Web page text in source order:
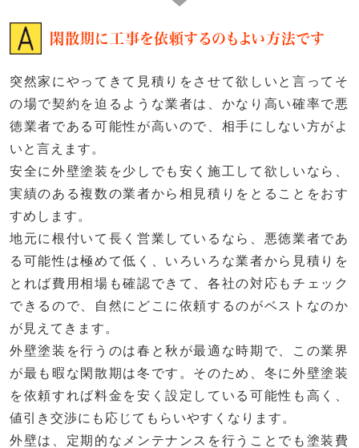
閑散期に工事を依頼するのもよい方法です
突然家にやってきて見積りをさせて欲しいと言ってそ
の場で契約を迫るような業者は、かなり高い確率で悪
徳業者である可能性が高いので、相手にしない方がよ
いと言えます。
安全に外壁塗装を少しでも安く施工して欲しいなら、
実績のある複数の業者から相見積りをとることをおす
すめします。
地元に根付いて長く営業しているなら、悪徳業者であ
る可能性は極めて低く、いろいろな業者から見積りを
とれば費用相場も確認できて、各社の対応もチェック
できるので、自然にどこに依頼するのがベストなのか
が見えてきます。
外壁塗装を行うのは春と秋が最適な時期で、この業界
が最も暇な閑散期は冬です。そのため、冬に外壁塗装
を依頼すれば料金を安く設定している可能性も高く、
値引き交渉にも応じてもらいやすくなります。
外壁は、定期的なメンテナンスを行うことでも塗装費